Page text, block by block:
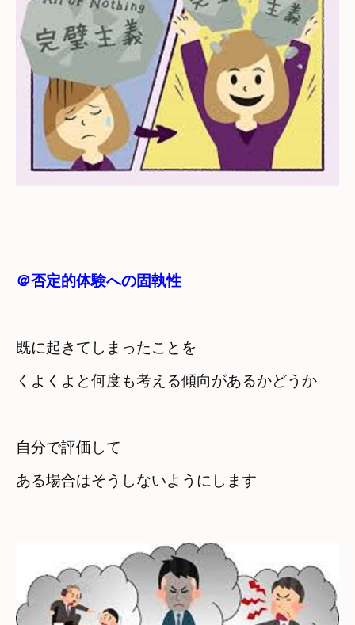
＠否定的体験への固執性
既に起きてしまったことを
自分で評価して
ある場合はそうしないようにします